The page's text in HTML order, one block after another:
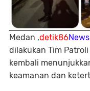
Medan ,detik86
dilakukan Tim
kembali
keamanan dan